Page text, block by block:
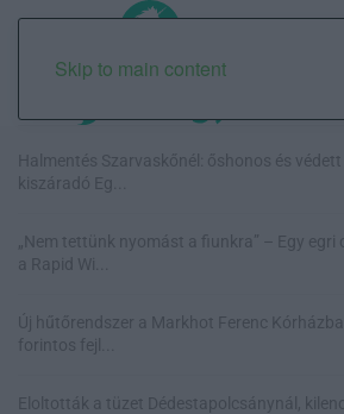
Skip to main content
Halmentés Szarvaskőnél: őshonos és
kiszáradó Eg...
„Nem tettünk nyomást a fiunkra” – Egy egri
a Rapid Wi...
Új hűtőrendszer a Markhot Ferenc
forintos fejl...
Eloltották a tüzet Dédestapolcsánynál,